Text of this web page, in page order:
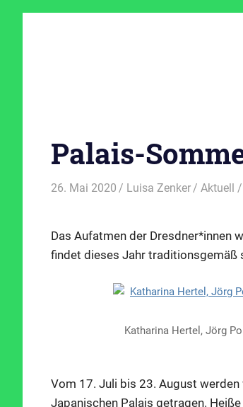
Palais-
26. Mai 2020 Luisa Zenker Aktuell
Das Aufatmen der Dresdner*innen
findet dieses Jahr traditionsgemäß
Katharina Hertel, Jörg
Vom 17. Juli bis 23. August
Japanischen Palais getragen.